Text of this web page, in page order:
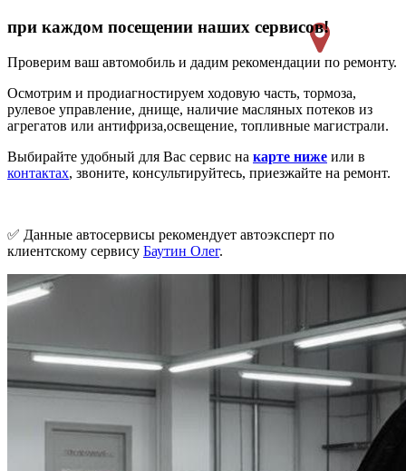
при каждом посещении наших сервисов!
Проверим ваш автомобиль и дадим рекомендации по ремонту.
Осмотрим и продиагностируем ходовую часть, тормоза,
рулевое управление, днище, наличие масляных потеков из
агрегатов или антифриза,освещение, топливные магистрали.
Выбирайте удобный для Вас сервис на карте ниже или в
контактах, звоните, консультируйтесь, приезжайте на ремонт.
✅ Данные автосервисы рекомендует автоэксперт по
клиентскому сервису Баутин Олег.